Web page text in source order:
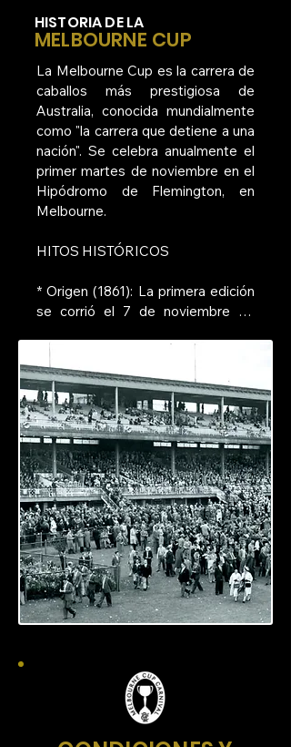
HISTORIA DE LA
MELBOURNE CUP
La Melbourne Cup es la carrera de
caballos más prestigiosa de
Australia, conocida mundialmente
como "la carrera que detiene a una
nación". Se celebra anualmente el
primer martes de noviembre en el
Hipódromo de Flemington, en
Melbourne.
HITOS HISTÓRICOS
* Origen (1861): La primera edición
se corrió el 7 de noviembre de
caballo Archer, quien también ganó
la segunda edición en 1862.
* Evolución del Trofeo: En sus
inicios, el premio no era una copa,
sino un reloj de oro y dinero en
efectivo. El diseño actual de la copa
de tres asas se estandarizó en
1919.
* Phar Lap (1930): Considerado el
caballo más famoso de Australia,
ganó la copa en 1930 bajo una
vigilancia extrema debido a
* Makybe Diva (2003-2005): Es la
única yegua en la historia que ha
ganado la Melbourne Cup en tres